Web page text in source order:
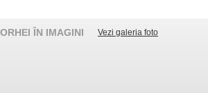
ORHEI ÎN IMAGINI Vezi galeria foto